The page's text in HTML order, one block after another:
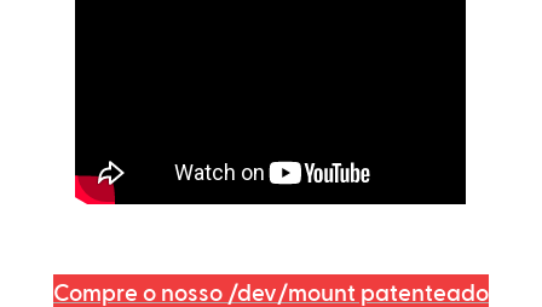
Compre o nosso /dev/mount patenteado